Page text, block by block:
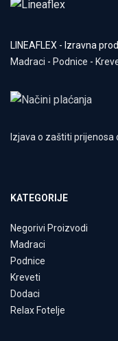
LINEAFLEX - Izravna
Madraci - Podnice -
Izjava o zaštiti
KATEGORIJE
Negorivi Proizvodi
Madraci
Podnice
Kreveti
Dodaci
Relax Fotelje